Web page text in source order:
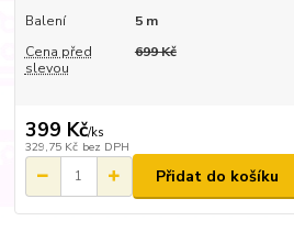
Balení
5 m
Cena před
slevou
699 Kč
399 Kč/ks
329,75 Kč bez DPH
Přidat do košíku